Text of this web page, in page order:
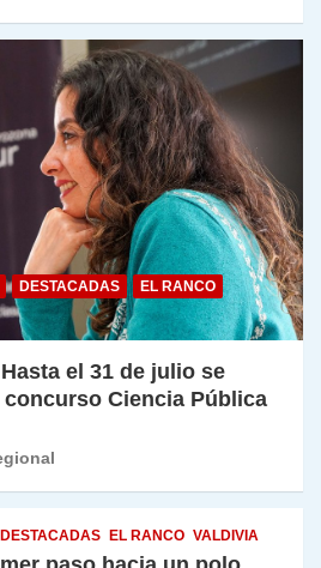
DESTACADAS
EL RANCO
el 31 de julio se
Ciencia Pública
DESTACADAS EL RANCO VALDIVIA